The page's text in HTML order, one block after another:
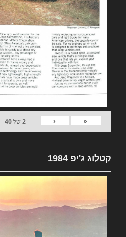
«
‹
2של40
קטלוג ג'יפ 1984